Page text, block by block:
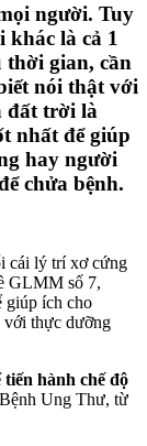
người. Tuy
khác là cả 1
thời gian, cần
nói thật với
đất trời là
nhất để giúp
hay người
chửa bệnh.
cái lý trí xơ cứng
GLMM số 7,
giúp ích cho
với thực dưỡng
hành chế độ
Ung Thư, từ